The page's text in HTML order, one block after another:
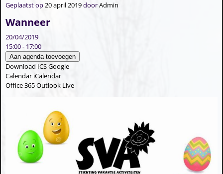
Geplaatst op20 april 2019doorAdmin
Wanneer
20/04/2019
15:00 - 17:00
Aan agenda toevoegen
Download ICSGoogle
Calendar iCalendar
Office 365Outlook Live